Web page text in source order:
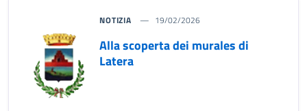
NOTIZIA 19/02/2026
Alla scoperta dei murales di
Latera